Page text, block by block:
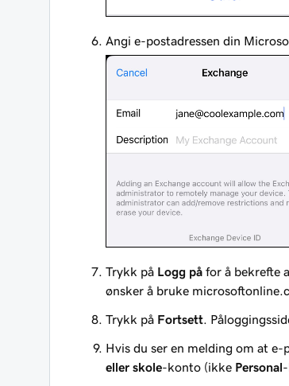
Angi e-postadressen din
Trykk på Logg på for å bekrefte
ønsker å bruke
Trykk på Fortsett .
Hvis du ser en melding om at
eller skole-konto (ikke Personal